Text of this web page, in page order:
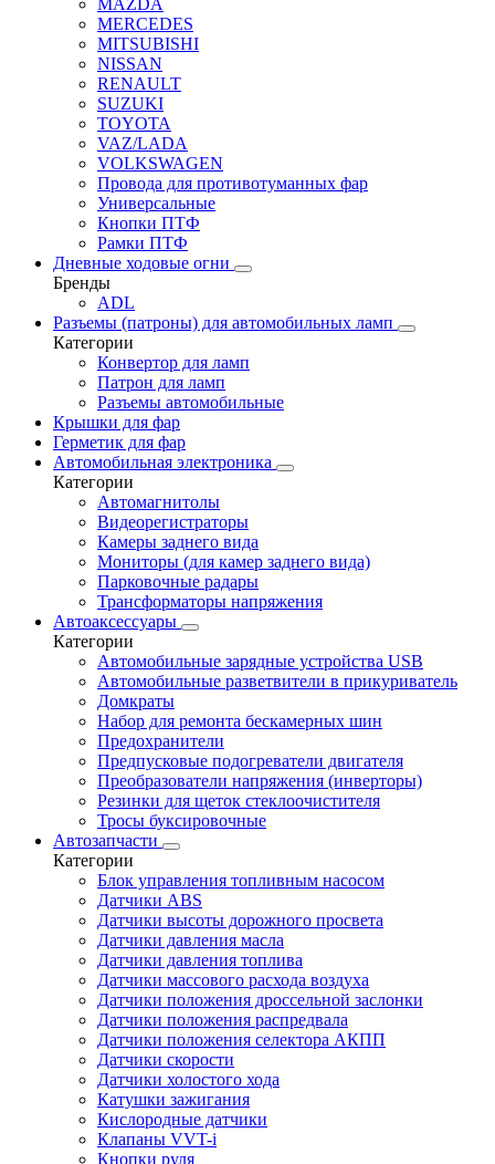
MAZDA
MERCEDES
MITSUBISHI
NISSAN
RENAULT
SUZUKI
TOYOTA
VAZ/LADA
VOLKSWAGEN
Провода для противотуманных фар
Универсальные
Кнопки ПТФ
Рамки ПТФ
Дневные ходовые огни
Бренды
ADL
Разъемы (патроны) для автомобильных ламп
Категории
Конвертор для ламп
Патрон для ламп
Разъемы автомобильные
Крышки для фар
Герметик для фар
Автомобильная электроника
Категории
Автомагнитолы
Видеорегистраторы
Камеры заднего вида
Мониторы (для камер заднего вида)
Парковочные радары
Трансформаторы напряжения
Автоаксессуары
Категории
Автомобильные зарядные устройства USB
Автомобильные разветвители в прикуриватель
Домкраты
Набор для ремонта бескамерных шин
Предохранители
Предпусковые подогреватели двигателя
Преобразователи напряжения (инверторы)
Резинки для щеток стеклоочистителя
Тросы буксировочные
Автозапчасти
Категории
Блок управления топливным насосом
Датчики ABS
Датчики высоты дорожного просвета
Датчики давления масла
Датчики давления топлива
Датчики массового расхода воздуха
Датчики положения дроссельной заслонки
Датчики положения распредвала
Датчики положения селектора АКПП
Датчики скорости
Датчики холостого хода
Катушки зажигания
Кислородные датчики
Клапаны VVT-i
Кнопки руля